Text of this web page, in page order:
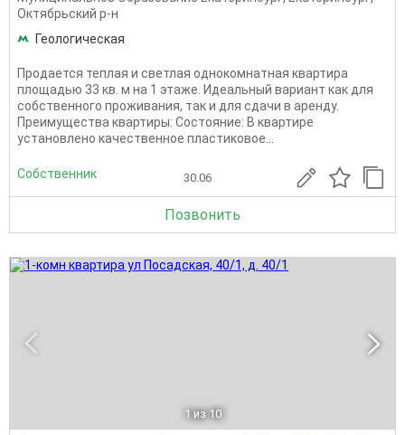
Октябрьский р-н
Геологическая
Продается теплая и светлая однокомнатная квартира
площадью 33 кв. м на 1 этаже. Идеальный вариант как для
собственного проживания, так и для сдачи в аренду.
Преимущества квартиры: Состояние: В квартире
установлено качественное пластиковое...
Собственник 30.06
Позвонить
1 из 10